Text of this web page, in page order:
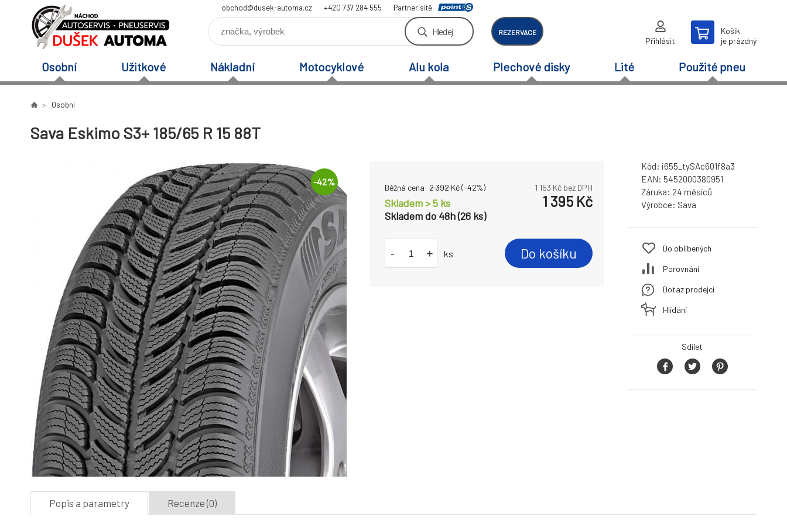
obchod@dusek-automa.cz +420 737 284 555 Partner sítě
Hledej REZERVACE
Přihlásit
Košík
je prázdný
Osobní Užitkové Nákladní Motocyklové Alu kola Plechové disky Lité Použité pneu
Osobní
Sava Eskimo S3+ 185/65 R 15 88T
-42%
Běžná cena: 2 392Kč(-42%) 1 153 Kč bez DPH
Skladem > 5 ks
Skladem do 48h (26 ks)
1 395 Kč
- + ks Do košíku
Kód: i655_tySAc601f8a3
EAN: 5452000380951
Záruka: 24 měsíců
Výrobce: Sava
Do oblíbených
Porovnání
Dotaz prodejci
Hlídání
Sdílet
Popis a parametry Recenze (0)